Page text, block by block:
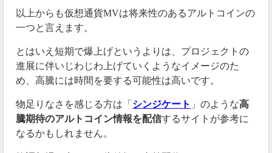
以上からも仮想通貨MVは将来性のあるアルトコインの
一つと言えます。
とはいえ短期で爆上げというよりは、プロジェクトの
進展に伴いじわじわ上げていくようなイメージのた
め、高騰には時間を要する可能性は高いです。
物足りなさを感じる方は「 シンジケート 」のような高
騰期待のアルトコイン情報を配信するサイトが参考に
なるかもしれません。